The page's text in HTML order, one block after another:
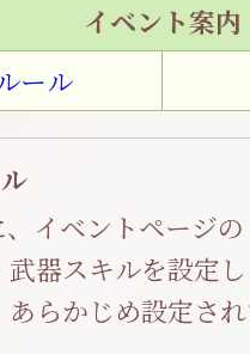
イベント案内
ール
イベントページ
器スキルを設定
あらかじめ設定さ